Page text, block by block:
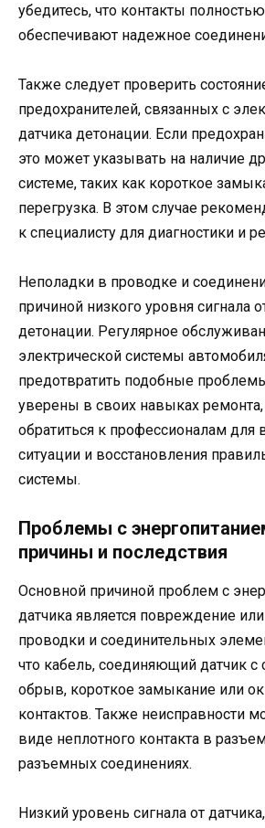
убедитесь, что контакты
обеспечивают надежное
Также следует проверить
предохранителей, связанных с
датчика детонации. Если
это может указывать на наличие
системе, таких как короткое
перегрузка. В этом случае
к специалисту для диагностики и
Неполадки в проводке и
причиной низкого уровня сигнала
детонации. Регулярное
электрической системы
предотвратить подобные
уверены в своих навыках
обратиться к профессионалам
ситуации и восстановления
системы.
Проблемы с
причины и последствия
Основной причиной проблем с
датчика является повреждение
проводки и соединительных
что кабель, соединяющий датчик с
обрыв, короткое замыкание или
контактов. Также неисправности
виде неплотного контакта в
разъемных соединениях.
Низкий уровень сигнала от